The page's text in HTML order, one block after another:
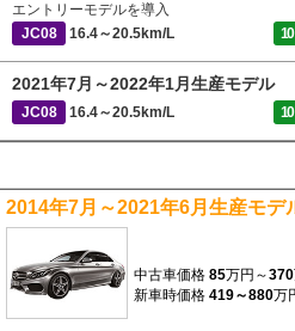
エントリーモデルを導入
JC08
16.4～20.5km/L
2021年7月～2022年1月生産モデル
JC08 16.4～20.5km/L
2014年7月～2021年6月生産モデ
中古車価格 85万円～370
新車時価格 419～880万